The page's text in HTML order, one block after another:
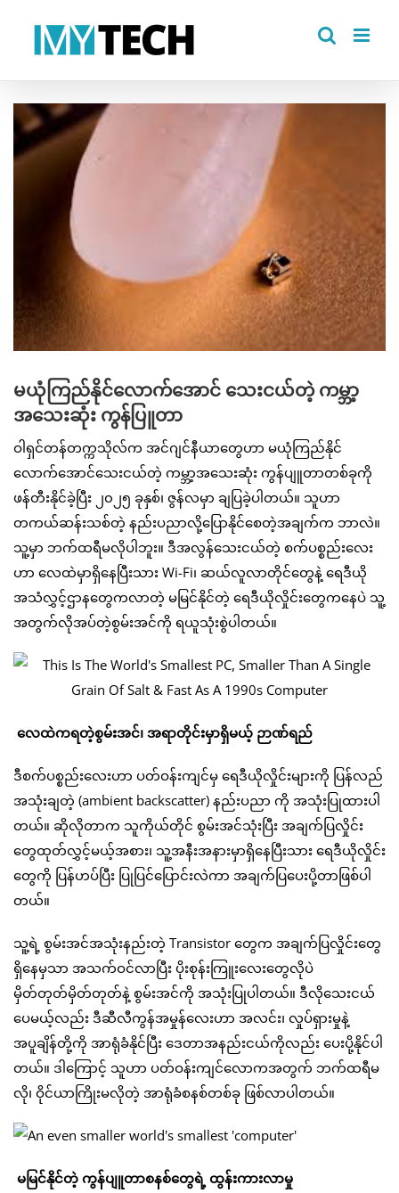
View
Larger
Image
မယုံကြည်နိုင်လောက်အောင် သေးငယ်တဲ့ ကမ္ဘာ့
အသေးဆုံး ကွန်ပြူတာ
ဝါရှင်တန်တက္ကသိုလ်က အင်ဂျင်နီယာတွေဟာ မယုံကြည်နိုင်
လောက်အောင်သေးငယ်တဲ့ ကမ္ဘာ့အသေးဆုံး ကွန်ပျူတာတစ်ခုကို
ဖန်တီးနိုင်ခဲ့ပြီး ၂၀၂၅ ခုနှစ်၊ ဇွန်လမှာ ချပြခဲ့ပါတယ်။ သူဟာ
တကယ်ဆန်းသစ်တဲ့ နည်းပညာလို့ပြောနိုင်စေတဲ့အချက်က ဘာလဲ။
သူ့မှာ ဘက်ထရီမလိုပါဘူး။ ဒီအလွန်သေးငယ်တဲ့ စက်ပစ္စည်းလေး
ဟာ လေထဲမှာရှိနေပြီးသား Wi-Fi၊ ဆယ်လူလာတိုင်တွေနဲ့ ရေဒီယို
အသံလွှင့်ဌာနတွေကလာတဲ့ မမြင်နိုင်တဲ့ ရေဒီယိုလှိုင်းတွေကနေပဲ သူ့
အတွက်လိုအပ်တဲ့စွမ်းအင်ကို ရယူသုံးစွဲပါတယ်။
လေထဲကရတဲ့စွမ်းအင်၊ အရာတိုင်းမှာရှိမယ့် ဉာဏ်ရည်
ဒီစက်ပစ္စည်းလေးဟာ ပတ်ဝန်းကျင်မှ ရေဒီယိုလှိုင်းများကို ပြန်လည်
အသုံးချတဲ့ (ambient backscatter) နည်းပညာ ကို အသုံးပြုထားပါ
တယ်။ ဆိုလိုတာက သူကိုယ်တိုင် စွမ်းအင်သုံးပြီး အချက်ပြလှိုင်း
တွေထုတ်လွှင့်မယ့်အစား၊ သူ့အနီးအနားမှာရှိနေပြီးသား ရေဒီယိုလှိုင်း
တွေကို ပြန်ဟပ်ပြီး ပြုပြင်ပြောင်းလဲကာ အချက်ပြပေးပို့တာဖြစ်ပါ
တယ်။
သူ့ရဲ့ စွမ်းအင်အသုံးနည်းတဲ့ Transistor တွေက အချက်ပြလှိုင်းတွေ
ရှိနေမှသာ အသက်ဝင်လာပြီး ပိုးစုန်းကြူးလေးတွေလိုပဲ
မှိတ်တုတ်မှိတ်တုတ်နဲ့ စွမ်းအင်ကို အသုံးပြုပါတယ်။ ဒီလိုသေးငယ်
ပေမယ့်လည်း ဒီဆီလီကွန်အမှုန်လေးဟာ အလင်း၊ လှုပ်ရှားမှုနဲ့
အပူချိန်တို့ကို အာရုံခံနိုင်ပြီး ဒေတာအနည်းငယ်ကိုလည်း ပေးပို့နိုင်ပါ
တယ်။ ဒါကြောင့် သူဟာ ပတ်ဝန်းကျင်လောကအတွက် ဘက်ထရီမ
လို၊ ဝိုင်ယာကြိုးမလိုတဲ့ အာရုံခံစနစ်တစ်ခု ဖြစ်လာပါတယ်။
မမြင်နိုင်တဲ့ ကွန်ပျူတာစနစ်တွေရဲ့ ထွန်းကားလာမှု